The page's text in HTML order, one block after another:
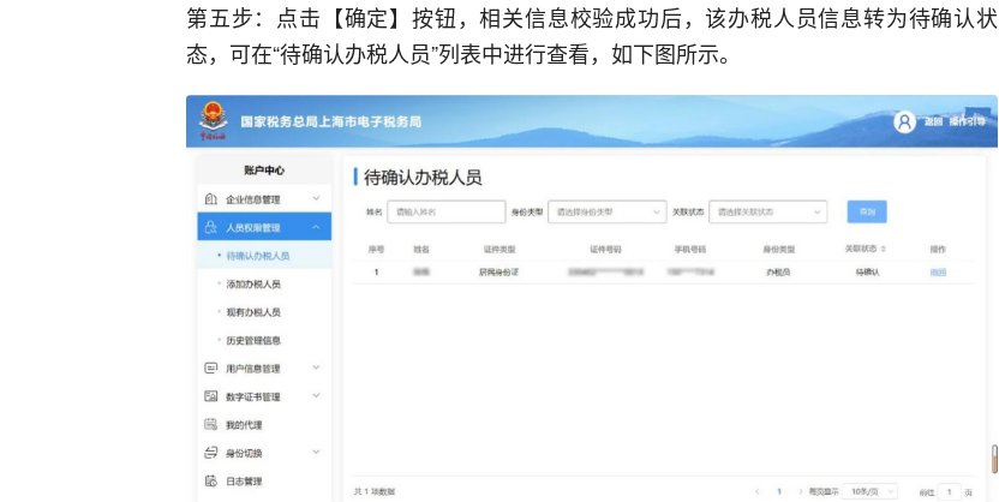
第五步：点击【确定】按钮，相关信息校验成功后，该办税人员信息转为待确认状
态，可在“待确认办税人员”列表中进行查看，如下图所示。